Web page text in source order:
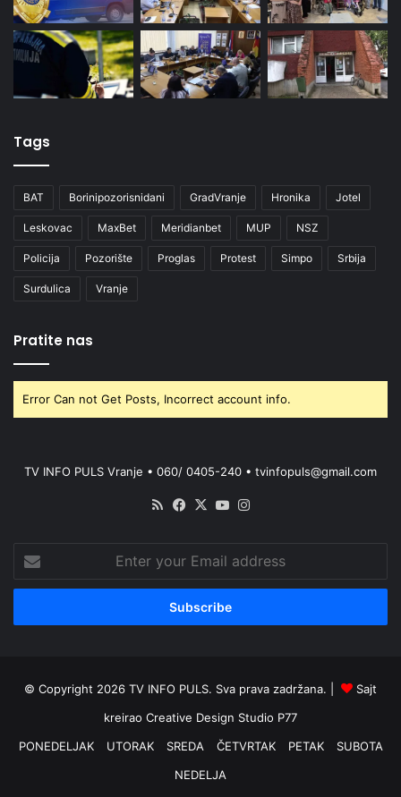
Tags
BAT Borinipozorisnidani GradVranje Hronika Jotel
Leskovac MaxBet Meridianbet MUP NSZ
Policija Pozorište Proglas Protest Simpo Srbija
Surdulica Vranje
Pratite nas
Error Can not Get Posts, Incorrect account info.
TV INFO PULS Vranje • 060/ 0405-240 • tvinfopuls@gmail.com
RSS Facebook
X YouTube
your
Email
© Copyright 2026 TV INFO PULS. Sva prava zadržana. |
Sajt
kreirao Creative Design Studio P77
PONEDELJAK
UTORAK SREDA ČETVRTAK PETAK
SUBOTA
NEDELJA